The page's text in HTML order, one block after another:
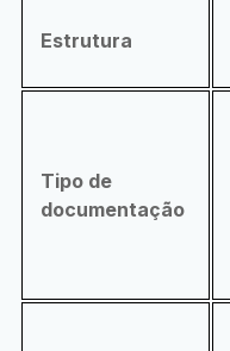
Estrutura
Tipo de
documentação